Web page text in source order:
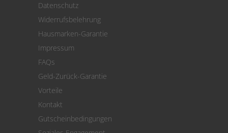
Cookie Einstellungen
Datenschutz
Widerrufsbelehrung
Hausmarken-Garantie
Impressum
FAQs
Geld-Zurück-Garantie
Vorteile
Kontakt
Gutscheinbedingungen